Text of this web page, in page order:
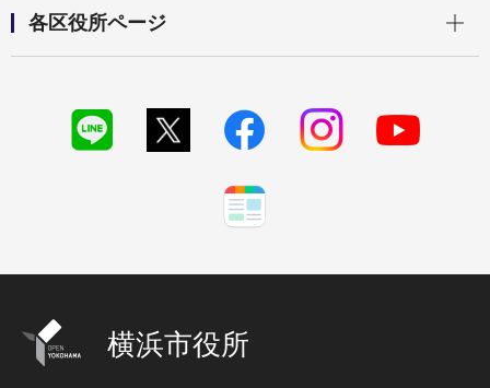
各区役所ページ
横浜市役所